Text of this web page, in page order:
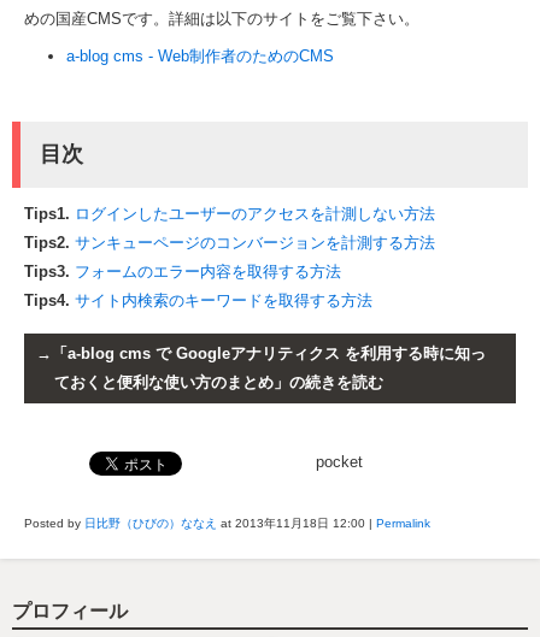
めの国産CMSです。詳細は以下のサイトをご覧下さい。
a-blog cms - Web制作者のためのCMS
目次
Tips1. ログインしたユーザーのアクセスを計測しない方法
Tips2. サンキューページのコンバージョンを計測する方法
Tips3. フォームのエラー内容を取得する方法
Tips4. サイト内検索のキーワードを取得する方法
「a-blog cms で Googleアナリティクス を利用する時に知っ
ておくと便利な使い方のまとめ」の続きを読む
pocket
Posted by 日比野（ひびの）ななえ at 2013年11月18日 12:00 | Permalink
プロフィール